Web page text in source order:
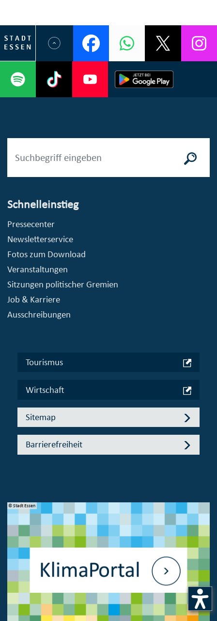
Schnelleinstieg
Pressecenter
Newsletterservice
Fotos zum Download
Veranstaltungen
Sitzungen politischer Gremien
Job & Karriere
Ausschreibungen
Tourismus
Wirtschaft
Sitemap
Barrierefreiheit
© Stadt Essen